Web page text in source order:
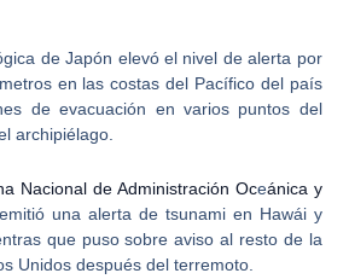
de Japón elevó el nivel de alerta por
en las costas del Pacífico del país
de evacuación en varios puntos del
archipiélago.
Nacional de Administración Oceánica y
una alerta de tsunami en Hawái y
que puso sobre aviso al resto de la
Unidos después del terremoto.